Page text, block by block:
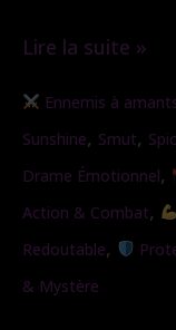
Lire la suite »
Ennemis à
Sunshine, Smut,
Drame Émotionnel,
Action & Combat,
Redoutable,
& Mystère